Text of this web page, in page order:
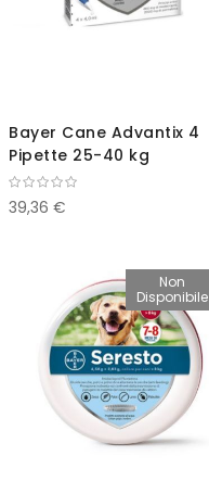
Bayer Cane Advantix 4
Pipette 25-40 kg
39,36 €
Non
Disponibile